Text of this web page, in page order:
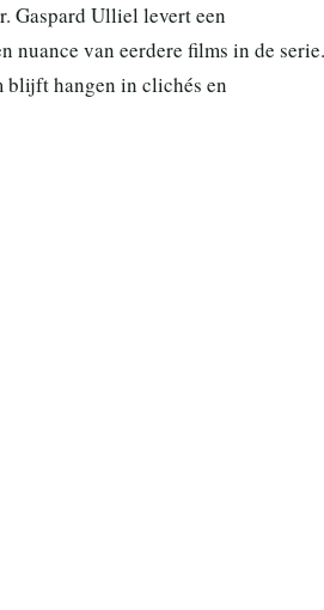
Gaspard Ulliel levert een
nuance van eerdere films in de serie.
blijft hangen in clichés en